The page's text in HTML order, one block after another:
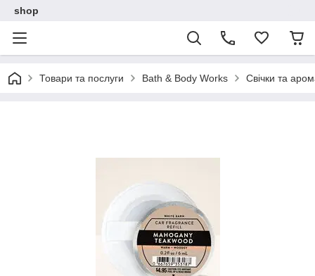
shop
Товари та послуги Bath & Body Works Свічки та